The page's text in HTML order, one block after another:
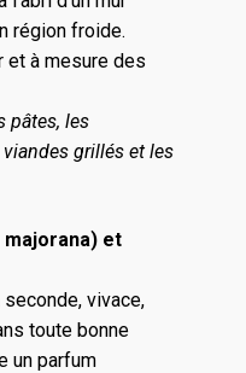
région froide.
à mesure des
pâtes, les
grillés et les
majorana) et
vivace,
toute bonne
un parfum